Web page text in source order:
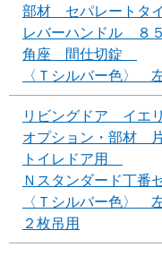
部材 セパレートタ
レバーハンドル ８
角座 間仕切錠
〈Ｔシルバー色〉
リビングドア イエ
オプション・部材
トイレドア用
Ｎスタンダード丁番
〈Ｔシルバー色〉
２枚吊用